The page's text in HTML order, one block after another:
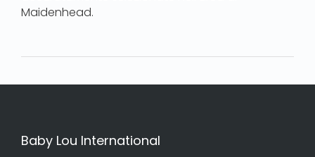
Maidenhead.
Baby Lou International